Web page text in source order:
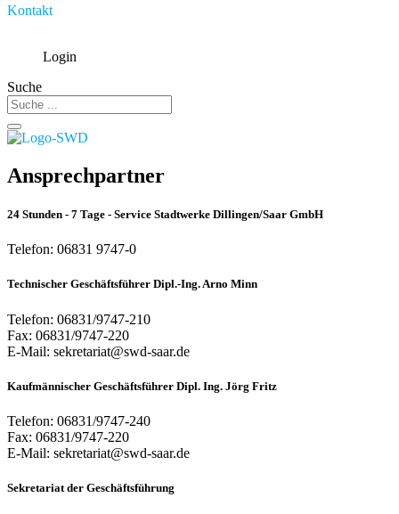
Kontakt
Login
Suche
Ansprechpartner
24 Stunden - 7 Tage - Service Stadtwerke Dillingen/Saar GmbH
Telefon: 06831 9747-0
Technischer Geschäftsführer Dipl.-Ing. Arno Minn
Telefon: 06831/9747-210
Fax: 06831/9747-220
E-Mail: sekretariat@swd-saar.de
Kaufmännischer Geschäftsführer Dipl. Ing. Jörg Fritz
Telefon: 06831/9747-240
Fax: 06831/9747-220
E-Mail: sekretariat@swd-saar.de
Sekretariat der Geschäftsführung